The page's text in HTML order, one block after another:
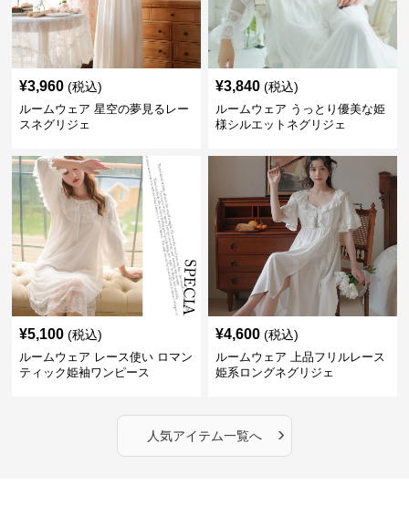
¥3,960 (税込)
ルームウェア 星空の夢見るレー
スネグリジェ
¥3,840 (税込)
ルームウェア うっとり優美な姫
様シルエットネグリジェ
¥5,100 (税込)
ルームウェア レース使い ロマン
ティック姫袖ワンピース
¥4,600 (税込)
ルームウェア 上品フリルレース
姫系ロングネグリジェ
人気アイテム一覧へ ›